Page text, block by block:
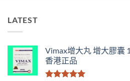
LATEST
Vimax增大丸 增大膠囊
香港正品